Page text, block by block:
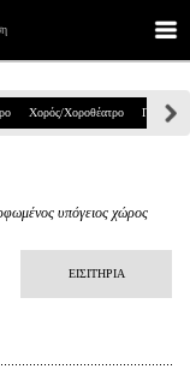
Χορός/Χοροθέατρο Παιδικά
υπόγειος χώρος
ΕΙΣΙΤΗΡΙΑ